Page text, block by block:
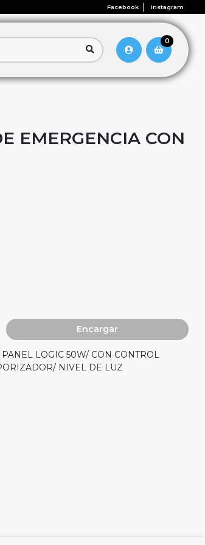
Facebook Instagram
0
EMERGENCIA CON
Encargar
LOGIC 50W/ CON CONTROL
NIVEL DE LUZ